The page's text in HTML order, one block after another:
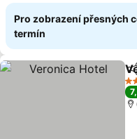
Pro zobrazení přesných
termín
3